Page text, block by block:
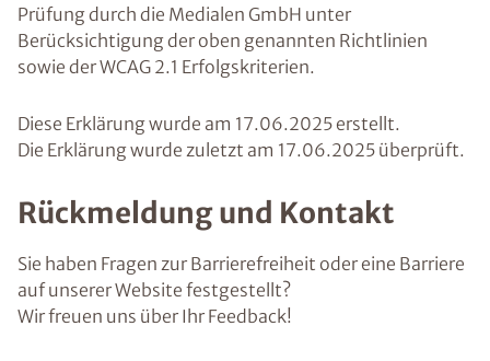
Prüfung durch die Medialen GmbH unter
Berücksichtigung der oben genannten Richtlinien
sowie der WCAG 2.1 Erfolgskriterien.
Diese Erklärung wurde am 17.06.2025 erstellt.
Die Erklärung wurde zuletzt am 17.06.2025 überprüft.
Rückmeldung und Kontakt
Sie haben Fragen zur Barrierefreiheit oder eine Barriere
auf unserer Website festgestellt?
Wir freuen uns über Ihr Feedback!